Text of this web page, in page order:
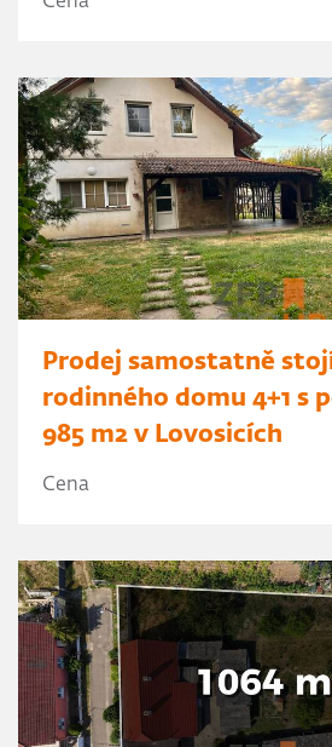
Prodej samostatně
rodinného domu 4+1 s
985 m2 v Lovosicích
Cena